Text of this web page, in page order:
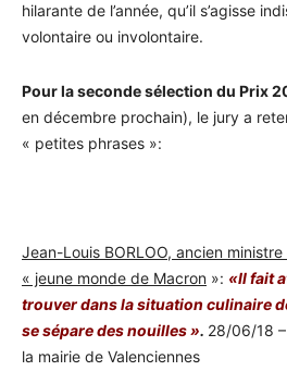
hilarante de l’année, qu’il s’agisse
volontaire ou involontaire.
Pour la seconde sélection du Prix
en décembre prochain), le jury a
« petites phrases »:
Jean-Louis BORLOO, ancien
« jeune monde de Macron »: «Il fait
trouver dans la situation culinaire
se sépare des nouilles ». 28/06/18 –
la mairie de Valenciennes